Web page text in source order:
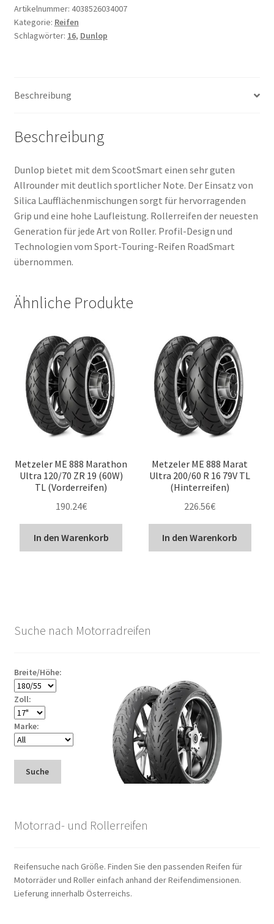
46P
SCOOTSMART
TL
Artikelnummer: 4038526034007
Kategorie: Reifen
Schlagwörter: 16, Dunlop
Beschreibung
Beschreibung
Dunlop bietet mit dem ScootSmart einen sehr guten
Allrounder mit deutlich sportlicher Note. Der Einsatz von
Silica Laufflächenmischungen sorgt für hervorragenden
Grip und eine hohe Laufleistung. Rollerreifen der neuesten
Generation für jede Art von Roller. Profil-Design und
Technologien vom Sport-Touring-Reifen RoadSmart
übernommen.
Ähnliche Produkte
Metzeler ME 888 Marathon
Ultra 120/70 ZR 19 (60W)
TL (Vorderreifen)
190.24€
In den Warenkorb
Metzeler ME 888 Marat
Ultra 200/60 R 16 79V TL
(Hinterreifen)
226.56€
In den Warenkorb
Suche nach Motorradreifen
Breite/Höhe:
Zoll:
Marke:
Suche
Motorrad- und Rollerreifen
Reifensuche nach Größe. Finden Sie den passenden Reifen für
Motorräder und Roller einfach anhand der Reifendimensionen.
Lieferung innerhalb Österreichs.